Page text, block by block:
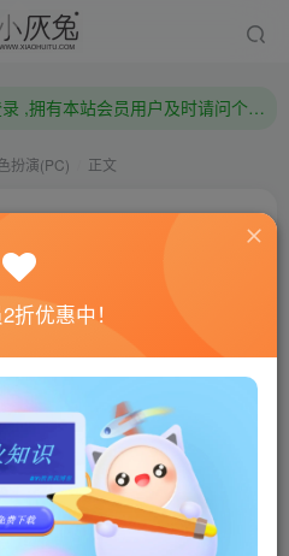
本站已开启QQ微信快速登录 ,拥有本站会员用户及时请问个人中心绑定！
本站已开启QQ微信快速登录 ,拥有本站会员用户及时请问个人中心绑定！
扮演(PC) 正文
各大媒体和网络，仅供试玩体
请支持正版 →→→正版购买
折优惠中！